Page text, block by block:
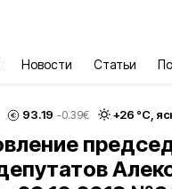
Новости Статьи
93.19 -0.39€ +26 °С,